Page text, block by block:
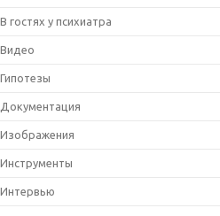
В гостях у психиатра
Видео
Гипотезы
Документация
Изображения
Инструменты
Интервью